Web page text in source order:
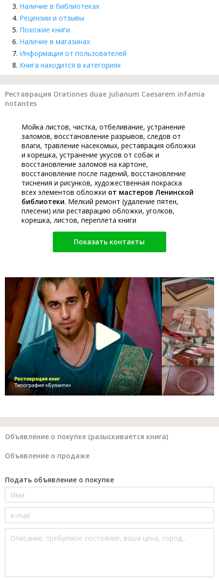
Наличие в библиотеках
Рецензии и отзывы
Похожие книги
Наличие в магазинах
Информация от пользователей
Книга находится в категориях
Реставрация Orationes duae Julianum Caesarem infamia
notantes
Мойка листов, чистка, отбеливание, устранение
заломов, восстановление разрывов, следов от
влаги, травление насекомых, реставрация обложки
и корешка, устранение укусов от собак и
восстановление заломов на картоне,
восстановление после падений, восстановление
тиснения и рисунков, художественная покраска
всех элементов обложки от мастеров Ленинской
библиотеки. Мелкий ремонт (удаление пятен,
плесени) или реставрацию обложки, уголков,
корешка, листов, переплета книги
Показать контакты
Объявление о покупке (разыскивается книга)
Объявление о продаже
Подать объявление о покупке